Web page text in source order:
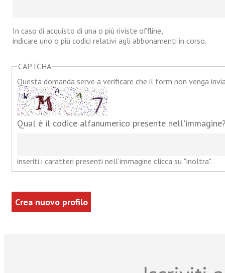
In caso di acquisto di una o più riviste offline,
indicare uno o più codici relativi agli abbonamenti in corso.
CAPTCHA
Questa domanda serve a verificare che il form non venga
Qual è il codice alfanumerico presente
inseriti i caratteri presenti nell'immagine clicca su "inoltra".